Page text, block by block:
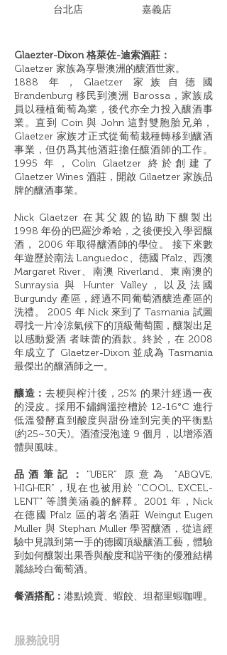
​台北店 嘉義店
Glaezter-Dixon 格萊佐-迪索酒莊：
Glaetzer 家族為享譽澳洲的釀酒世家。
1888 年，Glaetzer 家族自德國
Brandenburg 移民到澳洲 Barossa，家族成
員以種植葡萄為業，後代亦全力投入釀酒事
業。直到 Coin 與 John 這對雙胞胎兄弟，
Glaetzer 家族才正式從葡萄栽種轉移到釀酒
事業，但仍爲其他酒莊擔任釀酒師的工作。
1995 年，Colin Glaetzer 終於創建了
Glaetzer Wines 酒莊，開啟 Gilaetzer 家族品
牌的釀酒事業。
Nick Glaetzer 在其⽗親的協助下釀製出
1998 年份的巴羅沙希哈，之後便投入學習釀
酒， 2006 年取得釀酒師的學位。 接下來數
年遊歷於南法 Languedoc、德國 Pfalz、⻄澳
Margaret River、南澳 Riverland、東南澳的
Sunraysia 與 Hunter Valley，以及法國
Burgundy 產區，經過不同葡萄酒釀造產區的
洗禮。 2005 年 Nick 來到了 Tasmania 試圖
尋找⼀片冷涼氣候下的頂級葡萄園，釀製出⾜
以感動愛酒 者味蕾的酒款。終於，在 2008
年成立了 Glaetzer-Dixon 並成為 Tasmania
最傑出的釀酒師之一。
釀造： 去梗與榨汁後，25% 的果汁經過一夜
的浸皮。採用不鏽鋼溫控槽於 12-16°C 進行
低溫發酵直到酸度與甜份達到完美的平衡點
(約25~30天)。酒渣浸泡達 9 個月，以增添酒
體與風味。
品酒筆記： "UBER” 原意為 ”ABQVE,
HIGHER”，現在也被用於 "COOL, EXCEL-
LENT" 等讚美涵義的解釋。2001 年，Nick
在德國 Pfalz 區的著名酒莊 Weingut Eugen
Muller 與 Stephan Muller 學習釀酒，從這經
驗中見識到第一手的德國頂級釀酒工藝，體驗
到如何釀製出果香與酸度和諧平衡的優雅結構
麗絲玲白葡萄酒。
餐酒搭配： 港點燒賣、蝦餃、坦都里蝦咖哩。
​服務說明